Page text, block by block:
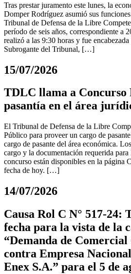
Tras prestar juramento este lunes, la
Domper Rodríguez asumió sus
Tribunal de Defensa de la Libre
período de seis años, correspondiente a
realizó a las 9:30 horas y fue
Subrogante del Tribunal, […]
15/07/2026
TDLC llama a Concurso
pasantía en el área
El Tribunal de Defensa de la Libre
Público para proveer un cargo de
cargo de pasante del área económica.
cargo y la documentación requerida para
concurso están disponibles en la página
fecha de hoy. […]
14/07/2026
Causa Rol C N° 517-24:
fecha para la vista de la
“Demanda de
contra Empresa
Enex S.A.” para el 5 de